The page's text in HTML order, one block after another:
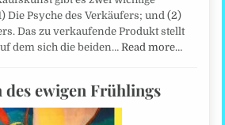
Die Psyche des Verkäufers; und (2)
Das zu verkaufende Produkt stellt
dem sich die beiden…Read more…
des ewigen Frühlings